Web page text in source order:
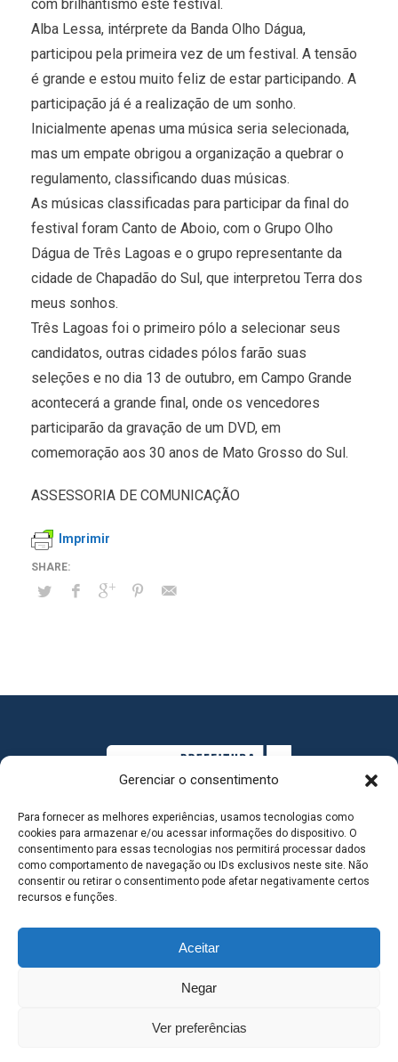
Gerenciar o consentimento
Para fornecer as melhores experiências, usamos tecnologias como
cookies para armazenar e/ou acessar informações do dispositivo. O
consentimento para essas tecnologias nos permitirá processar dados
como comportamento de navegação ou IDs exclusivos neste site. Não
consentir ou retirar o consentimento pode afetar negativamente certos
recursos e funções.
Aceitar
Negar
Ver preferências
com brilhantismo este festival.
Alba Lessa, intérprete da Banda Olho Dágua,
participou pela primeira vez de um festival. A tensão
é grande e estou muito feliz de estar participando. A
participação já é a realização de um sonho.
Inicialmente apenas uma música seria selecionada,
mas um empate obrigou a organização a quebrar o
regulamento, classificando duas músicas.
As músicas classificadas para participar da final do
festival foram Canto de Aboio, com o Grupo Olho
Dágua de Três Lagoas e o grupo representante da
cidade de Chapadão do Sul, que interpretou Terra dos
meus sonhos.
Três Lagoas foi o primeiro pólo a selecionar seus
candidatos, outras cidades pólos farão suas
seleções e no dia 13 de outubro, em Campo Grande
acontecerá a grande final, onde os vencedores
participarão da gravação de um DVD, em
comemoração aos 30 anos de Mato Grosso do Sul.
ASSESSORIA DE COMUNICAÇÃO
Imprimir
MAPA DO SITE
SEDE DO ADMINISTRATIVO MUNICIPAL - Avenida